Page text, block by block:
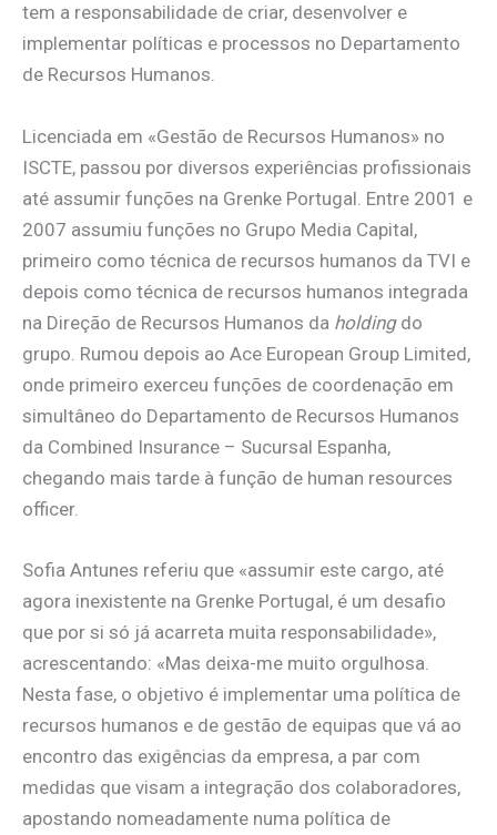
tem a responsabilidade de criar, desenvolver e
implementar políticas e processos no Departamento
de Recursos Humanos.
Licenciada em «Gestão de Recursos Humanos» no
ISCTE, passou por diversos experiências profissionais
até assumir funções na Grenke Portugal. Entre 2001 e
2007 assumiu funções no Grupo Media Capital,
primeiro como técnica de recursos humanos da TVI e
depois como técnica de recursos humanos integrada
na Direção de Recursos Humanos da holdingdo
grupo. Rumou depois ao Ace European Group Limited,
onde primeiro exerceu funções de coordenação em
simultâneo do Departamento de Recursos Humanos
da Combined Insurance – Sucursal Espanha,
chegando mais tarde à função de human resources
officer.
Sofia Antunes referiu que «assumir este cargo, até
agora inexistente na Grenke Portugal, é um desafio
que por si só já acarreta muita responsabilidade»,
acrescentando: «Mas deixa-me muito orgulhosa.
Nesta fase, o objetivo é implementar uma política de
recursos humanos e de gestão de equipas que vá ao
encontro das exigências da empresa, a par com
medidas que visam a integração dos colaboradores,
apostando nomeadamente numa política de